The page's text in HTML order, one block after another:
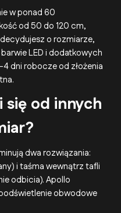
w ponad 60
od 50 do 120 cm,
o rozmiarze,
LED i dodatkowych
dni robocze od złożenia
się od innych
dwa rozwiązania:
i taśma wewnątrz tafli
odbicia). Apollo
obwodowe